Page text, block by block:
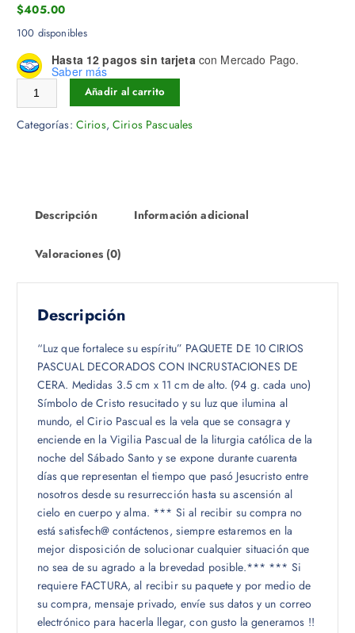
$405.00
100 disponibles
Hasta 12 pagos sin tarjeta con Mercado Pago.
Saber más
10 Cirios Pascuales Decorados Incrustacion De Cera 3.5x11 cantidad
Añadir al carrito
Categorías: Cirios, Cirios Pascuales
Descripción Información adicional
Valoraciones (0)
Descripción
“Luz que fortalece su espíritu” PAQUETE DE 10 CIRIOS
PASCUAL DECORADOS CON INCRUSTACIONES DE
CERA. Medidas 3.5 cm x 11 cm de alto. (94 g. cada uno)
Símbolo de Cristo resucitado y su luz que ilumina al
mundo, el Cirio Pascual es la vela que se consagra y
enciende en la Vigilia Pascual de la liturgia católica de la
noche del Sábado Santo y se expone durante cuarenta
días que representan el tiempo que pasó Jesucristo entre
nosotros desde su resurrección hasta su ascensión al
cielo en cuerpo y alma. *** Si al recibir su compra no
está satisfech@ contáctenos, siempre estaremos en la
mejor disposición de solucionar cualquier situación que
no sea de su agrado a la brevedad posible.*** *** Si
requiere FACTURA, al recibir su paquete y por medio de
su compra, mensaje privado, envíe sus datos y un correo
electrónico para hacerla llegar, con gusto la generamos !!